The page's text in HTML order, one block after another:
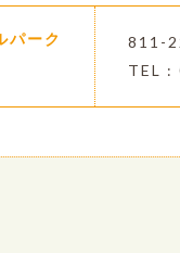
パーク
811-
TEL :